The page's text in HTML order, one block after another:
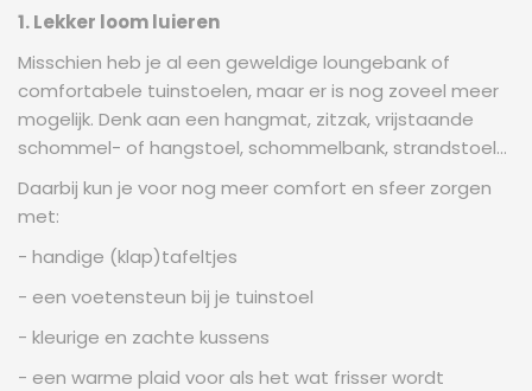
1. Lekker loom luieren
Misschien heb je al een geweldige loungebank of
comfortabele tuinstoelen, maar er is nog zoveel meer
mogelijk. Denk aan een hangmat, zitzak, vrijstaande
schommel- of hangstoel, schommelbank, strandstoel...
Daarbij kun je voor nog meer comfort en sfeer zorgen
met:
- handige (klap)tafeltjes
- een voetensteun bij je tuinstoel
- kleurige en zachte kussens
- een warme plaid voor als het wat frisser wordt